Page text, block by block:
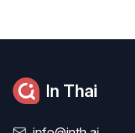
In Thai